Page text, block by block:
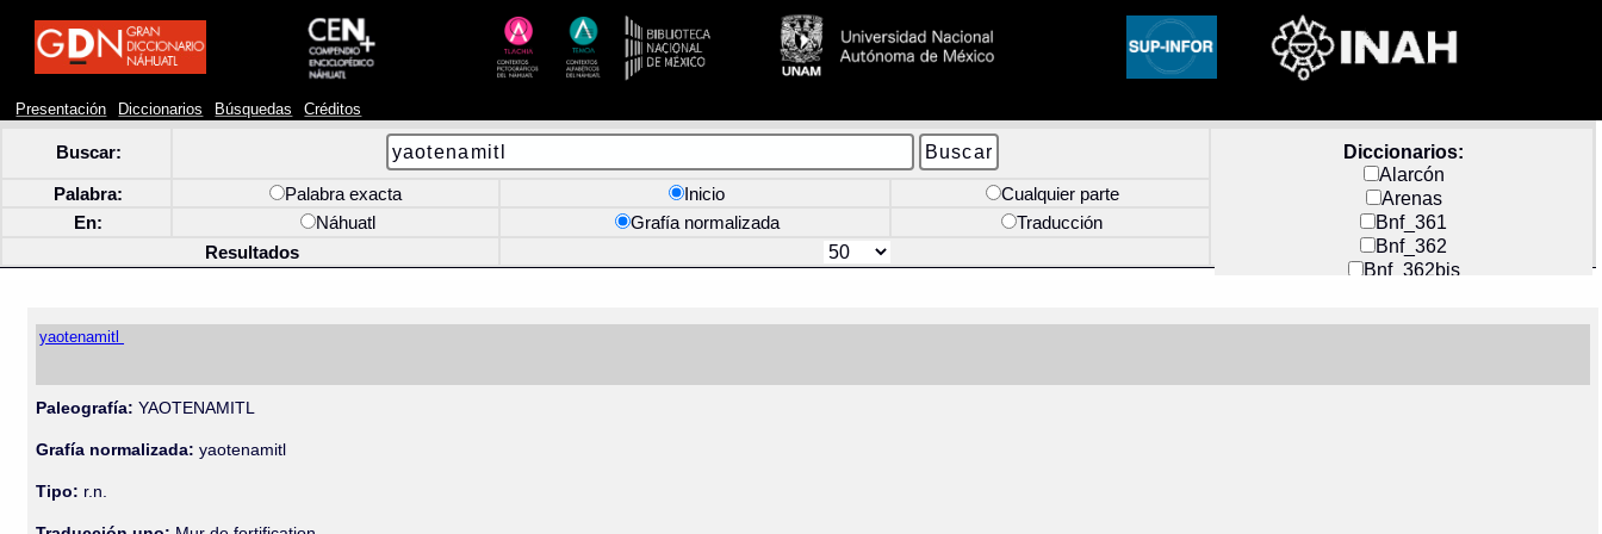
Presentación Diccionarios Búsquedas Créditos
Buscar:
Diccionarios:
Alarcón
Arenas
Bnf_361
Bnf_362
Bnf_362bis
Docs_México
Palabra: Palabra exacta Inicio
Cualquier parte
En:
Náhuatl Grafía normalizada
Traducción
Resultados
yaotenamitl
Paleografía: YAOTENAMITL
Grafía normalizada: yaotenamitl
Tipo: r.n.